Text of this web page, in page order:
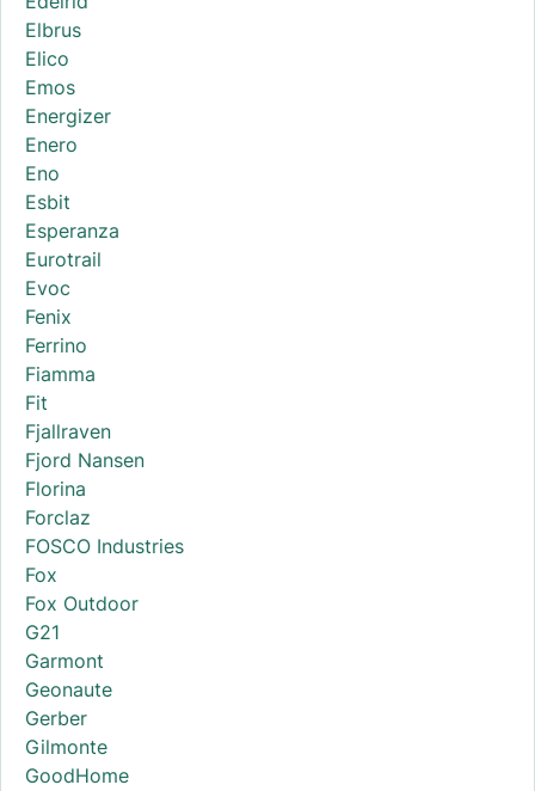
Elbrus
Elico
Emos
Energizer
Enero
Eno
Esbit
Esperanza
Eurotrail
Evoc
Fenix
Ferrino
Fiamma
Fit
Fjallraven
Fjord Nansen
Florina
Forclaz
FOSCO Industries
Fox
Fox Outdoor
G21
Garmont
Geonaute
Gerber
Gilmonte
GoodHome